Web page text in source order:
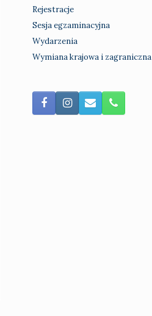
Rejestracje
Sesja egzaminacyjna
Wydarzenia
Wymiana krajowa i zagraniczna